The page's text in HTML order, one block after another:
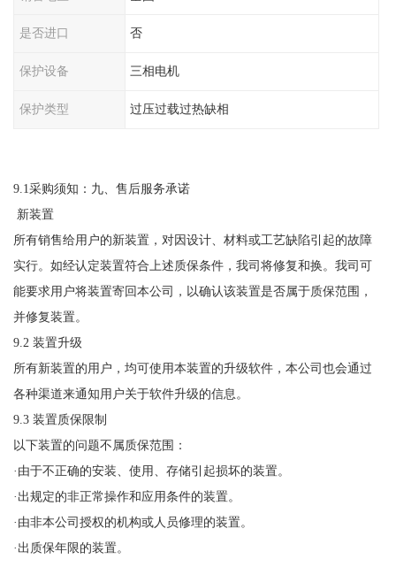
是否进口 否
保护设备 三相电机
保护类型 过压过载过热缺相
9.1采购须知：九、售后服务承诺
新装置
所有销售给用户的新装置，对因设计、材料或工艺缺陷引起的故障
实行。如经认定装置符合上述质保条件，我司将修复和换。我司可
能要求用户将装置寄回本公司，以确认该装置是否属于质保范围，
并修复装置。
9.2 装置升级
所有新装置的用户，均可使用本装置的升级软件，本公司也会通过
各种渠道来通知用户关于软件升级的信息。
9.3 装置质保限制
以下装置的问题不属质保范围：
·由于不正确的安装、使用、存储引起损坏的装置。
·出规定的非正常操作和应用条件的装置。
·由非本公司授权的机构或人员修理的装置。
·出质保年限的装置。